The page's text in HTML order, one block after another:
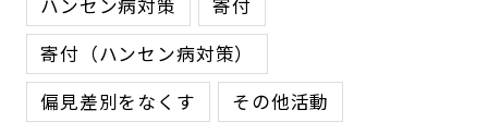
ハンセン病対策
寄付
寄付（ハンセン病対策）
偏見差別をなくす
その他活動